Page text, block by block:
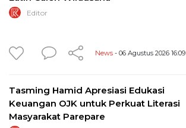
Editor
News - 06 Agustus 2026 16:09
Tasming Hamid Apresiasi Edukasi
Keuangan OJK untuk Perkuat Literasi
Masyarakat Parepare